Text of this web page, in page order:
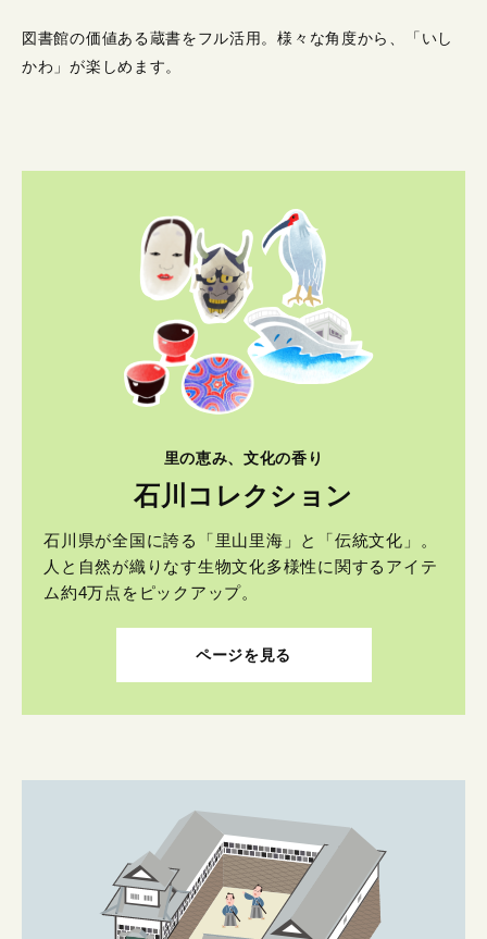
図書館の価値ある蔵書をフル活用。様々な角度から、「いし
かわ」が楽しめます。
里の恵み、文化の香り
石川コレクション
石川県が全国に誇る「里山里海」と「伝統文化」。
人と自然が織りなす生物文化多様性に関するアイテ
ム約4万点をピックアップ。
ページを見る